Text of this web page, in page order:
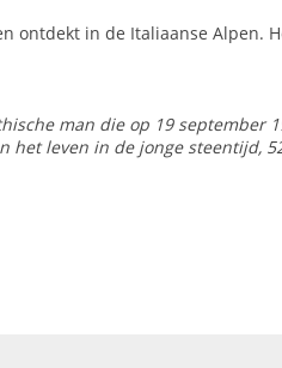
ontdekt in de Italiaanse Alpen.
man die op 19 september
het leven in de jonge steentijd,